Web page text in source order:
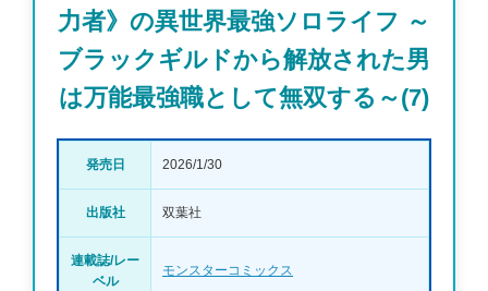
力者》の異世界最強ソロライフ ～
ブラックギルドから解放された男
は万能最強職として無双する～(7)
発売日 2026/1/30
出版社 双葉社
連載誌/レー
ベル
モンスターコミックス